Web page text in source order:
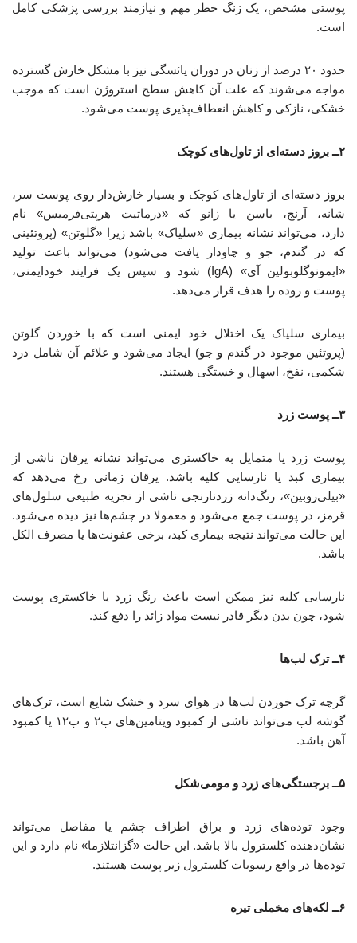
پوستی مشخص، یک زنگ خطر مهم و نیازمند بررسی پزشکی کامل
است.
حدود ۲۰ درصد از زنان در دوران یائسگی نیز با مشکل خارش گسترده
مواجه می‌شوند که علت آن کاهش سطح استروژن است که موجب
خشکی، نازکی و کاهش انعطاف‌پذیری پوست می‌شود.
۲ــ بروز دسته‌ای از تاول‌های کوچک
بروز دسته‌ای از تاول‌های کوچک و بسیار خارش‌دار روی پوست سر،
شانه، آرنج، باسن یا زانو که «درماتیت هرپتی‌فرمیس» نام
دارد، می‌تواند نشانه بیماری «سلیاک» باشد زیرا «گلوتن» (پروتئینی
که در گندم، جو و چاودار یافت می‌شود) می‌تواند باعث تولید
«ایمونوگلوبولین آی» (IgA) شود و سپس یک فرایند خودایمنی،
پوست و روده را هدف قرار می‌دهد.
بیماری سلیاک یک اختلال خود ایمنی است که با خوردن گلوتن
(پروتئین موجود در گندم و جو) ایجاد می‌شود و علائم آن شامل درد
شکمی، نفخ، اسهال و خستگی هستند.
۳ــ پوست زرد
پوست زرد یا متمایل به خاکستری می‌تواند نشانه یرقان ناشی از
بیماری کبد یا نارسایی کلیه باشد. یرقان زمانی رخ می‌دهد که
«بیلی‌روبین»، رنگ‌دانه زردنارنجی ناشی از تجزیه طبیعی سلول‌های
قرمز، در پوست جمع می‌شود و معمولا در چشم‌ها نیز دیده می‌شود.
این حالت می‌تواند نتیجه بیماری کبد، برخی عفونت‌ها یا مصرف الکل
باشد.
نارسایی کلیه نیز ممکن است باعث رنگ زرد یا خاکستری پوست
شود، چون بدن دیگر قادر نیست مواد زائد را دفع کند.
۴ــ ترک لب‌ها
گرچه ترک خوردن لب‌ها در هوای سرد و خشک شایع است، ترک‌های
گوشه لب می‌تواند ناشی از کمبود ویتامین‌های ب۲ و ب۱۲ یا کمبود
آهن باشد.
۵ــ برجستگی‌های زرد و مومی‌شکل
وجود توده‌های زرد و براق اطراف چشم یا مفاصل می‌تواند
نشان‌دهنده کلسترول بالا باشد. این حالت «گزانتلازما» نام دارد و این
توده‌ها در واقع رسوبات کلسترول زیر پوست‌ هستند.
۶ــ لکه‌های مخملی تیره